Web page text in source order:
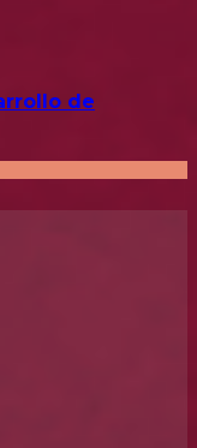
de